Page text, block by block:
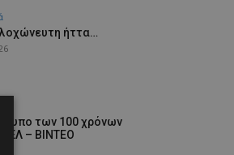
ήττα…
των 100 χρόνων
– ΒΙΝΤΕΟ